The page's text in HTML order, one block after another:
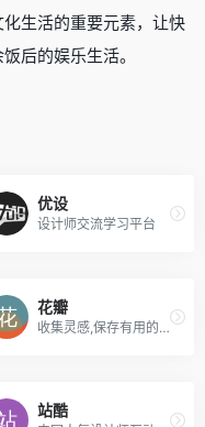
生活的重要元素，让快
后的娱乐生活。
优设
设计师交流学习平台
花瓣
收集灵感,保存有用的素材
站酷